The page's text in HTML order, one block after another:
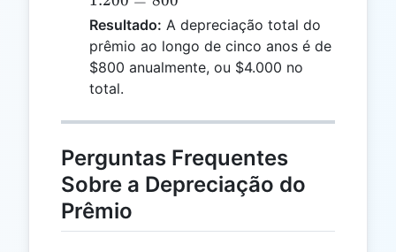
-
1.200
=
800
Resultado: A depreciação total do
prêmio ao longo de cinco anos é de
$800 anualmente, ou $4.000 no
total.
Perguntas Frequentes
Sobre a Depreciação do
Prêmio